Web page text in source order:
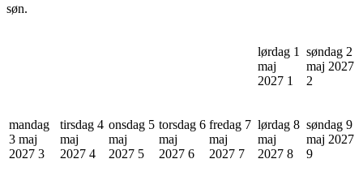
søn.
lørdag 1
maj
2027 1
søndag 2
maj 2027
2
mandag
3 maj
2027 3
tirsdag 4
maj
2027 4
onsdag 5
maj
2027 5
torsdag 6
maj
2027 6
fredag 7
maj
2027 7
lørdag 8
maj
2027 8
søndag 9
maj 2027
9